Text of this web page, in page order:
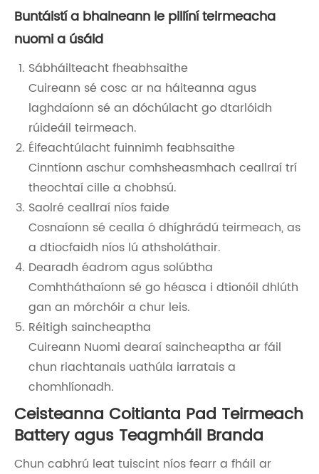
Buntáistí a bhaineann le pillíní teirmeacha
nuomi a úsáid
Sábháilteacht fheabhsaithe
Cuireann sé cosc ​​ar na háiteanna agus
laghdaíonn sé an dóchúlacht go dtarlóidh
rúideáil teirmeach.
Éifeachtúlacht fuinnimh feabhsaithe
Cinntíonn aschur comhsheasmhach ceallraí trí
theochtaí cille a chobhsú.
Saolré ceallraí níos faide
Cosnaíonn sé cealla ó dhíghrádú teirmeach, as
a dtiocfaidh níos lú athsholáthair.
Dearadh éadrom agus solúbtha
Comhtháthaíonn sé go héasca i dtionóil dhlúth
gan an mórchóir a chur leis.
Réitigh saincheaptha
Cuireann Nuomi dearaí saincheaptha ar fáil
chun riachtanais uathúla iarratais a
chomhlíonadh.
Ceisteanna Coitianta Pad Teirmeach
Battery agus Teagmháil Branda
Chun cabhrú leat tuiscint níos fearr a fháil ar